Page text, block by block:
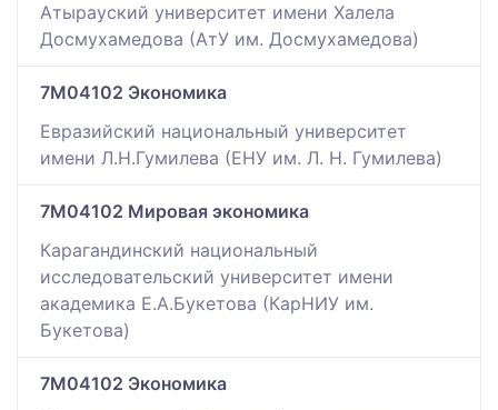
Атырауский университет имени Халела
Досмухамедова (АтУ им. Досмухамедова)
7M04102 Экономика
Евразийский национальный университет
имени Л.Н.Гумилева (ЕНУ им. Л. Н. Гумилева)
7M04102 Мировая экономика
Карагандинский национальный
исследовательский университет имени
академика Е.А.Букетова (КарНИУ им.
Букетова)
7M04102 Экономика